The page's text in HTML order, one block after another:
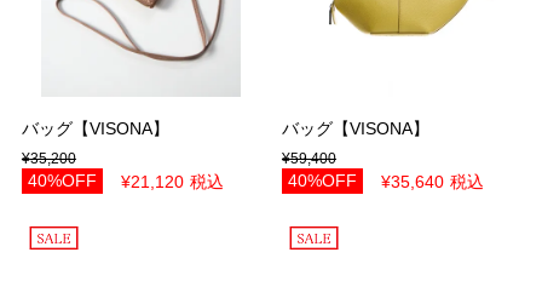
バッグ【VISONA】
¥35,200
40%OFF ¥21,120 税込
バッグ【VISONA】
¥59,400
40%OFF ¥35,640 税込